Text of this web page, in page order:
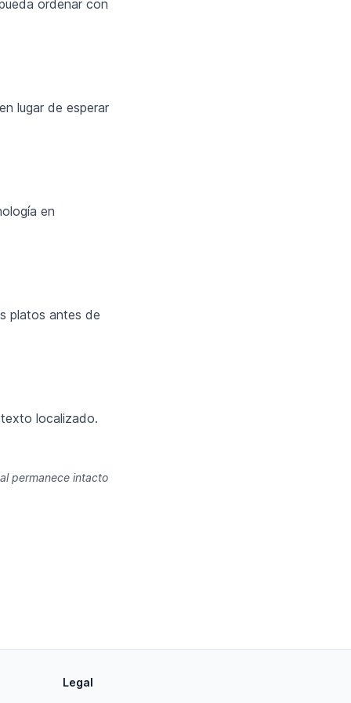
ordenar con
lugar de esperar
en
platos antes de
localizado.
permanece intacto
Legal